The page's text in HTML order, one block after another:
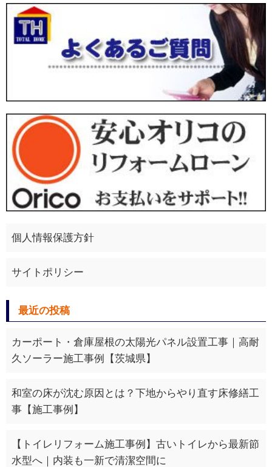
個人情報保護方針
サイトポリシー
最近の投稿
カーポート・倉庫屋根の太陽光パネル設置工事｜高耐
久ソーラー施工事例【茨城県】
和室の床が沈む原因とは？下地からやり直す床修繕工
事【施工事例】
【トイレリフォーム施工事例】古いトイレから最新節
水型へ｜内装も一新で清潔空間に